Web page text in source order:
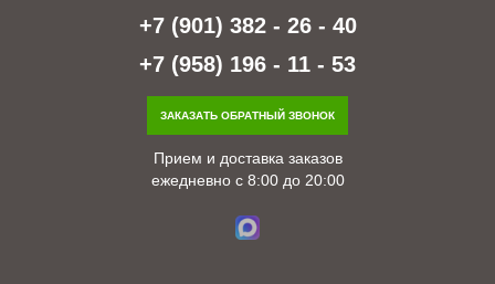
+7 (901) 382 - 26 - 40
+7 (958) 196 - 11 - 53
ЗАКАЗАТЬ ОБРАТНЫЙ ЗВОНОК
Прием и доставка заказов
ежедневно с 8:00 до 20:00